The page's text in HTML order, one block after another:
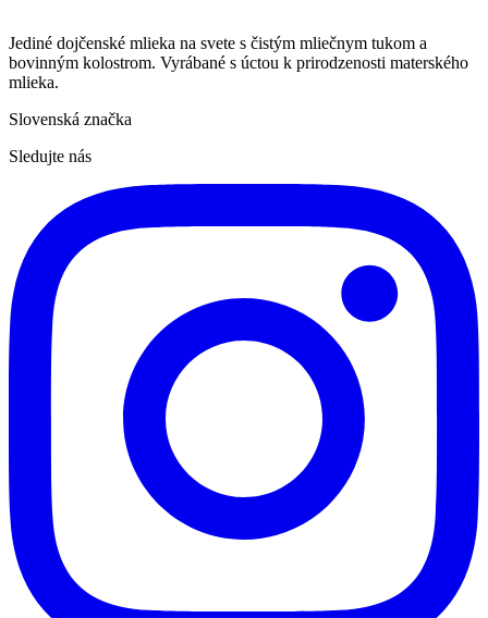
Jediné dojčenské mlieka na svete s čistým mliečnym tukom a
bovinným kolostrom. Vyrábané s úctou k prirodzenosti materského
mlieka.
Slovenská značka
Sledujte nás